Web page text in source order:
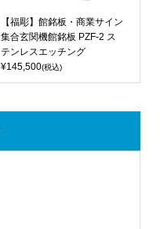
【福彫】館銘板・商業サイン
集合玄関機館銘板 PZF-2 ス
テンレスエッチング
¥145,500(税込)